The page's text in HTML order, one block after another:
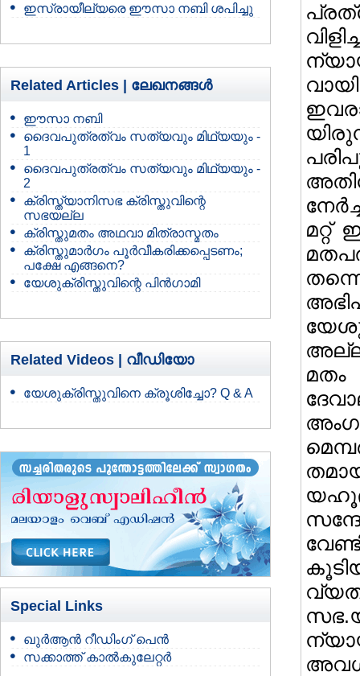
ഇസ്രായീല്യരെ ഈസാ നബി ശപിച്ചു
Related Articles | ലേഖനങ്ങള്‍
ഈസാ നബി
ദൈവപുത്രത്വം സത്യവും മിഥ്യയും -
1
ദൈവപുത്രത്വം സത്യവും മിഥ്യയും -
2
ക്രിസ്ത്യാനിസഭ ക്രിസ്തുവിന്റെ
സഭയല്ല
ക്രിസ്തുമതം അഥവാ മിത്രാസ്മതം
ക്രിസ്തുമാര്‍ഗം പൂര്‍വീകരിക്കപ്പെടണം;
പക്ഷേ എങ്ങനെ?
യേശുക്രിസ്തുവിന്റെ പിന്‍ഗാമി
Related Videos | വീഡിയോ
യേശുക്രിസ്തുവിനെ ക്രൂശിച്ചോ? Q & A
Special Links
ഖുർആൻ റീഡിംഗ് പെൻ
സക്കാത്ത് കാൽകുലേറ്റർ
മറ്റ്
യഹൂദ